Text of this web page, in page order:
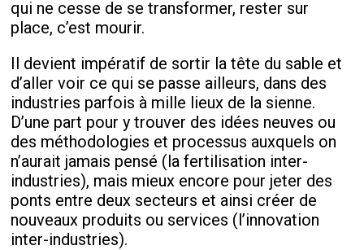
qui ne cesse de se transformer, rester sur
place, c’est mourir.
Il devient impératif de sortir la tête du sable et
d’aller voir ce qui se passe ailleurs, dans des
industries parfois à mille lieux de la sienne.
D’une part pour y trouver des idées neuves ou
des méthodologies et processus auxquels on
n’aurait jamais pensé (la fertilisation inter-
industries), mais mieux encore pour jeter des
ponts entre deux secteurs et ainsi créer de
nouveaux produits ou services (l’innovation
inter-industries).